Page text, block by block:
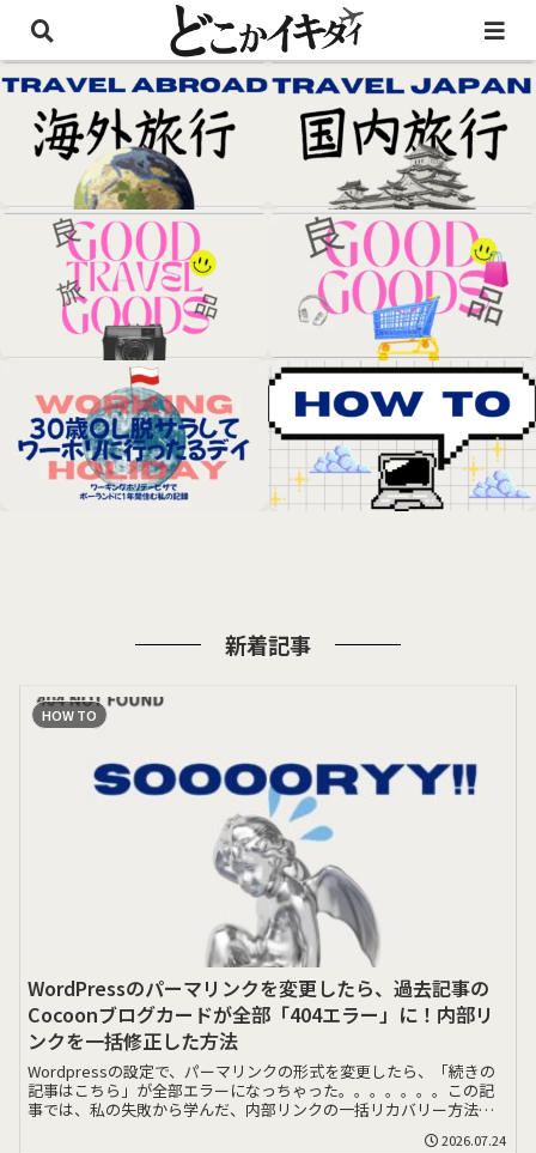
新着記事
HOW TO
WordPressのパーマリンクを変更したら、過去記事の
Cocoonブログカードが全部「404エラー」に！内部リ
ンクを一括修正した方法
Wordpressの設定で、パーマリンクの形式を変更したら、「続きの
記事はこちら」が全部エラーになっちゃった。。。。。。。この記
事では、私の失敗から学んだ、内部リンクの一括リカバリー方法を
2026.07.24